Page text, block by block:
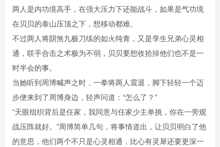
两人是内功境高手，在强大压力下还能战斗，如果是气功境
在贝贝的泰山压顶之下，想移动都难。
不过两人将阴煞九极刀练的如火纯青，又是孪生兄弟心灵相
通，联手合击之术极为不弱，贝贝要想收拾掉他们也不是一
时半会的事。
当她听到周博喊声之时，一拳将两人震退，脚下轻轻一个迈
步便来到了周博身边，轻声问道：“怎么了？”
“天眼组织背后是任家，我同意与任家少主单挑，你在一旁观
战压阵就好。”周博简单几句，将事情道出，让贝贝明白了他
的意思，他们两个不只是心灵相通，比心有灵犀还要更深一